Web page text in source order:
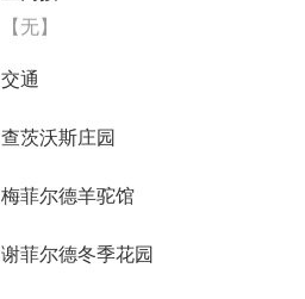
【无】
交通
查茨沃斯庄园
梅菲尔德羊驼馆
谢菲尔德冬季花园